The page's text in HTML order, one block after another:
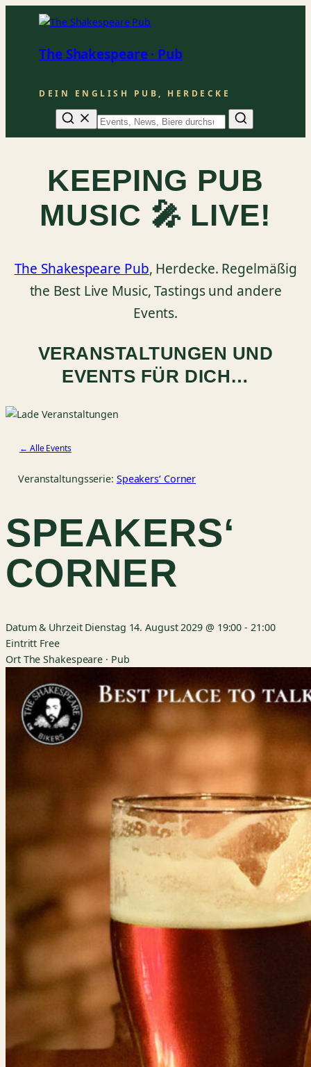
The Shakespeare · Pub
DEIN ENGLISH PUB, HERDECKE
Suche
KEEPING PUB
MUSIC 🎤 LIVE!
The Shakespeare Pub, Herdecke. Regelmäßig
the Best Live Music, Tastings und andere
Events.
VERANSTALTUNGEN UND
EVENTS FÜR DICH…
← Alle Events
Veranstaltungsserie: Speakers‘ Corner
SPEAKERS‘
CORNER
Datum & Uhrzeit Dienstag 14. August 2029 @ 19:00 - 21:00
Eintritt Free
Ort The Shakespeare · Pub